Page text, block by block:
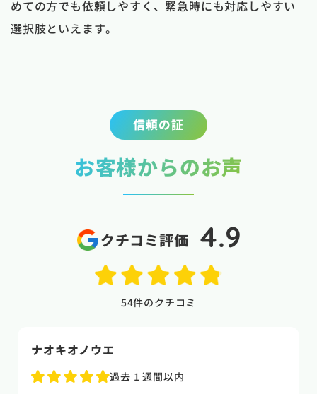
めての方でも依頼しやすく、緊急時にも対応しやすい
選択肢といえます。
信頼の証
お客様からのお声
クチコミ評価 4.9
54件のクチコミ
naoki higasi
1 か月前